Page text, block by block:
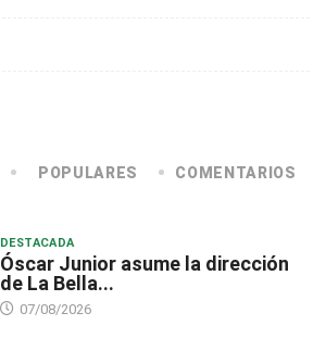
POPULARES COMENTARIOS
DESTACADA
Óscar Junior asume la dirección
de La Bella...
07/08/2026